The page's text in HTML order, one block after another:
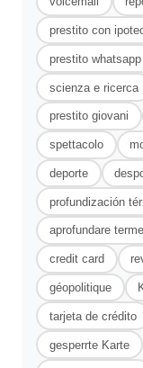
prestito con
prestito whatsapp
scienza e ricerca
prestito giovani
spettacolo
deporte
profundización
aprofundare
credit card
géopolitique
tarjeta de crédito
gesperrte Karte